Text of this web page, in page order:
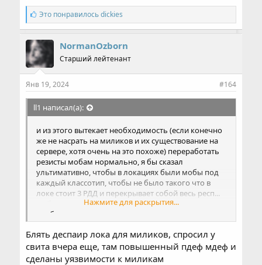
С
и
м
п
а
т
и
:
Это понравилосьdickies
NormanOzborn
Старший лейтенант
Янв 19, 2024 #164
ll1 написал(а):
и из этого вытекает необходимость (если конечно
же не насрать на миликов и их существование на
сервере, хотя очень на это похоже) переработать
резисты мобам нормально, я бы сказал
ультимативно, чтобы в локациях были мобы под
каждый классотип, чтобы не было такого что в
локе стоит 3 РДД и перекрывает собой весь респ...
да боже, это же так очевидно, почему такие вещи
вообще надо расписывать...
Нажмите для раскрытия...
Блять деспаир лока для миликов, спросил у
свита вчера еще, там повышенный пдеф мдеф и
сделаны уязвимости к миликам